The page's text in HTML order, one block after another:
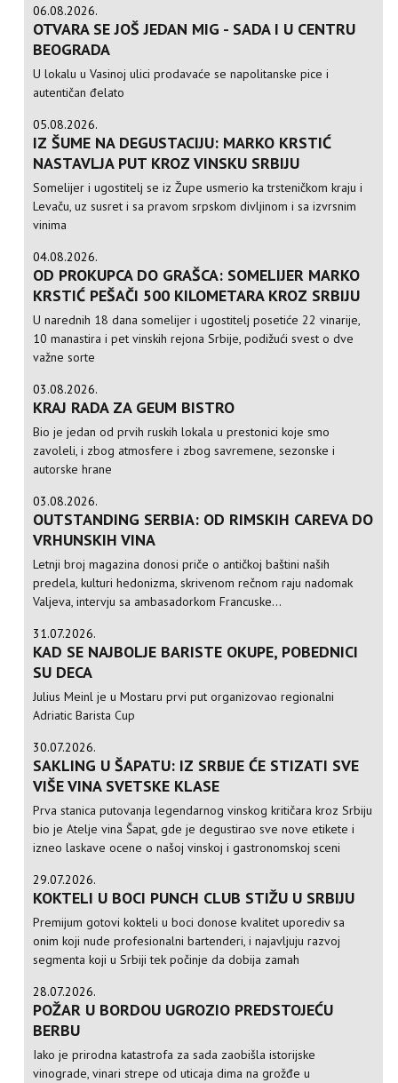
06.08.2026.
OTVARA SE JOŠ JEDAN MIG - SADA I U CENTRU
BEOGRADA
U lokalu u Vasinoj ulici prodavaće se napolitanske pice i
autentičan đelato
05.08.2026.
IZ ŠUME NA DEGUSTACIJU: MARKO KRSTIĆ
NASTAVLJA PUT KROZ VINSKU SRBIJU
Somelijer i ugostitelj se iz Župe usmerio ka trsteničkom kraju i
Levaču, uz susret i sa pravom srpskom divljinom i sa izvrsnim
vinima
04.08.2026.
OD PROKUPCA DO GRAŠCA: SOMELIJER MARKO
KRSTIĆ PEŠAČI 500 KILOMETARA KROZ SRBIJU
U narednih 18 dana somelijer i ugostitelj posetiće 22 vinarije,
10 manastira i pet vinskih rejona Srbije, podižući svest o dve
važne sorte
03.08.2026.
KRAJ RADA ZA GEUM BISTRO
Bio je jedan od prvih ruskih lokala u prestonici koje smo
zavoleli, i zbog atmosfere i zbog savremene, sezonske i
autorske hrane
03.08.2026.
OUTSTANDING SERBIA: OD RIMSKIH CAREVA DO
VRHUNSKIH VINA
Letnji broj magazina donosi priče o antičkoj baštini naših
predela, kulturi hedonizma, skrivenom rečnom raju nadomak
Valjeva, intervju sa ambasadorkom Francuske...
31.07.2026.
KAD SE NAJBOLJE BARISTE OKUPE, POBEDNICI
SU DECA
Julius Meinl je u Mostaru prvi put organizovao regionalni
Adriatic Barista Cup
30.07.2026.
SAKLING U ŠAPATU: IZ SRBIJE ĆE STIZATI SVE
VIŠE VINA SVETSKE KLASE
Prva stanica putovanja legendarnog vinskog kritičara kroz Srbiju
bio je Atelje vina Šapat, gde je degustirao sve nove etikete i
izneo laskave ocene o našoj vinskoj i gastronomskoj sceni
29.07.2026.
KOKTELI U BOCI PUNCH CLUB STIŽU U SRBIJU
Premijum gotovi kokteli u boci donose kvalitet uporediv sa
onim koji nude profesionalni bartenderi, i najavljuju razvoj
segmenta koji u Srbiji tek počinje da dobija zamah
28.07.2026.
POŽAR U BORDOU UGROZIO PREDSTOJEĆU
BERBU
Iako je prirodna katastrofa za sada zaobišla istorijske
vinograde, vinari strepe od uticaja dima na grožđe u